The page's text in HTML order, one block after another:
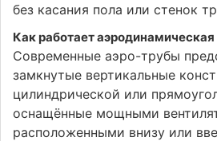
без касания пола или стенок
Как работает аэродинамическая
Современные аэро-трубы
замкнутые вертикальные
цилиндрической или
оснащённые мощными
расположенными внизу или